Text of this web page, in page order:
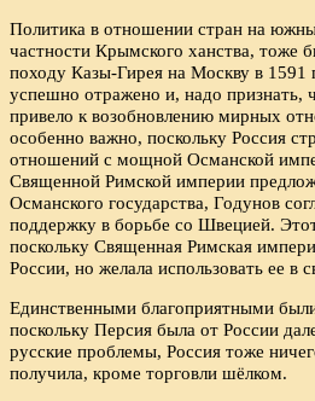
Политика в отношении стран на
частности Крымского ханства, тоже
походу Казы-Гирея на Москву в 1591
успешно отражено и, надо признать,
привело к возобновлению мирных
особенно важно, поскольку Россия
отношений с мощной Османской
Священной Римской империи
Османского государства, Годунов
поддержку в борьбе со Швецией.
поскольку Священная Римская
России, но желала использовать ее в
Единственными благоприятными
поскольку Персия была от России
русские проблемы, Россия тоже
получила, кроме торговли шёлком.